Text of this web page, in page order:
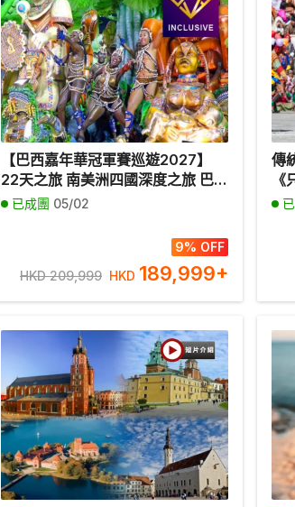
【巴西嘉年華冠軍賽巡遊2027】
22天之旅 南美洲四國深度之旅 巴西
(里約熱內盧、巴西嘉年華冠軍賽巡
丘比丘古城)、智利(復活節島)、阿
根廷(高卓人牧場)【全包價】
已成團 05/02
9% OFF
HKD 209,999 HKD 189,999+
傳
航